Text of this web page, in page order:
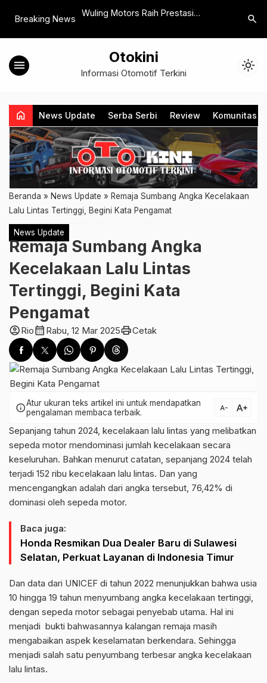
Breaking News
di Pelabuhan
Wuling Motors Raih Prestasi
Penghargaan ‘Iconic Small
Hatchback EV of the Year’
search
menu Otokini
Informasi Otomotif Terkini light_mode
home News Update Serba Serbi Review Komunitas
Beranda » News Update » Remaja Sumbang Angka Kecelakaan
Lalu Lintas Tertinggi, Begini Kata Pengamat
News Update
Remaja Sumbang Angka
Kecelakaan Lalu Lintas
Tertinggi, Begini Kata
Pengamat
account_circleRiocalendar_month Rabu, 12 Mar 2025printCetak
infoAtur ukuran teks artikel ini untuk mendapatkan
pengalaman membaca terbaik.
text_decrease text_increase
Sepanjang tahun 2024, kecelakaan lalu lintas yang melibatkan
sepeda motor mendominasi jumlah kecelakaan secara
keseluruhan. Bahkan menurut catatan, sepanjang 2024 telah
terjadi 152 ribu kecelakaan lalu lintas. Dan yang
mencengangkan adalah dari angka tersebut, 76,42% di
dominasi oleh sepeda motor.
Baca juga:
Honda Resmikan Dua Dealer Baru di Sulawesi
Selatan, Perkuat Layanan di Indonesia Timur
Dan data dari UNICEF di tahun 2022 menunjukkan bahwa usia
10 hingga 19 tahun menyumbang angka kecelakaan tertinggi,
dengan sepeda motor sebagai penyebab utama. Hal ini
menjadi bukti bahwasannya kalangan remaja masih
mengabaikan aspek keselamatan berkendara. Sehingga
menjadi salah satu penyumbang terbesar angka kecelakaan
lalu lintas.